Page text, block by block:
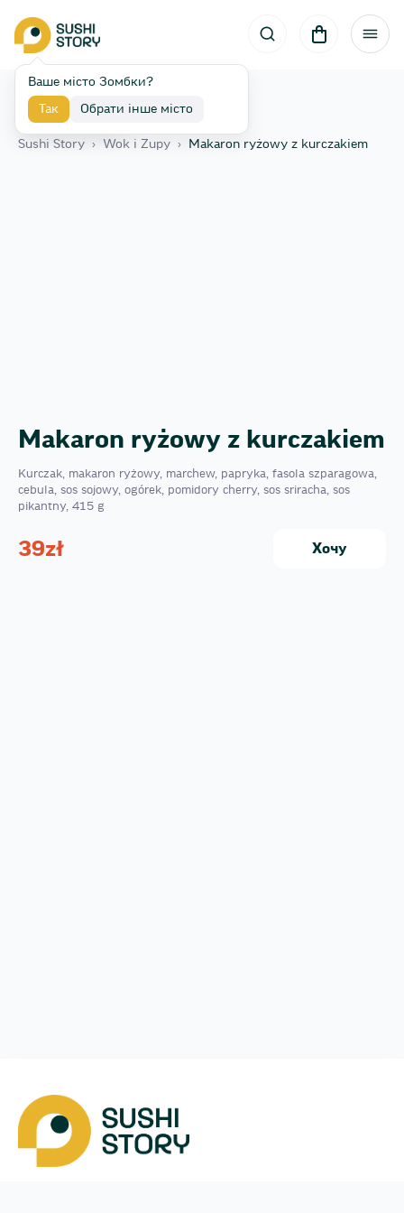
Ваше місто Зомбки?
Так Обрати інше місто
Назад
Sushi Story › Wok i Zupy › Makaron ryżowy z kurczakiem
Makaron ryżowy z kurczakiem
Kurczak, makaron ryżowy, marchew, papryka, fasola szparagowa,
cebula, sos sojowy, ogórek, pomidory cherry, sos sriracha, sos
pikantny, 415 g
39zł Хочу